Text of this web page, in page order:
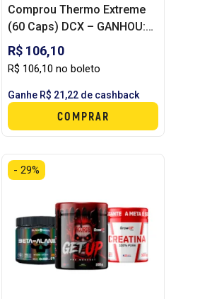
Comprou Thermo Extreme
(60 Caps) DCX – GANHOU:
PASTA DE AMENDOIM (1KG)
POWER ONE
R$ 106,10
R$ 106,10 no boleto
Ganhe R$ 21,22 de cashback
COMPRAR
- 29%